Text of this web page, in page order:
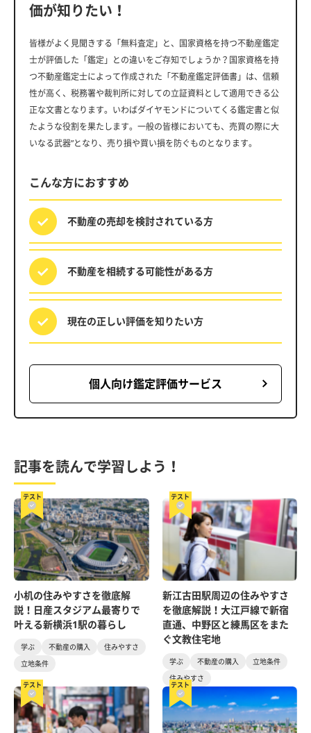
価が知りたい！
皆様がよく見聞きする「無料査定」と、国家資格を持つ不動産鑑定
士が評価した「鑑定」との違いをご存知でしょうか？国家資格を持
つ不動産鑑定士によって作成された「不動産鑑定評価書」は、信頼
性が高く、税務署や裁判所に対しての立証資料として適用できる公
正な文書となります。いわばダイヤモンドについてくる鑑定書と似
たような役割を果たします。一般の皆様においても、売買の際に大
いなる武器”となり、売り損や買い損を防ぐものとなります。
こんな方におすすめ
不動産の売却を検討されている方
不動産を相続する可能性がある方
現在の正しい評価を知りたい方
個人向け鑑定評価サービス
記事を読んで学習しよう！
テスト
小机の住みやすさを徹底解
説！日産スタジアム最寄りで
叶える新横浜1駅の暮らし
学ぶ 不動産の購入
住みやすさ
立地条件
テスト
新江古田駅周辺の住みやすさ
を徹底解説！大江戸線で新宿
直通、中野区と練馬区をまた
ぐ文教住宅地
学ぶ 不動産の購入
立地条件
住みやすさ
テスト テスト